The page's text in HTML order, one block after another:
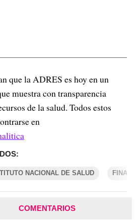
que la ADRES es hoy en un
muestra con transparencia
de la salud. Todos estos
en
NACIONAL DE SALUD
COMENTARIOS